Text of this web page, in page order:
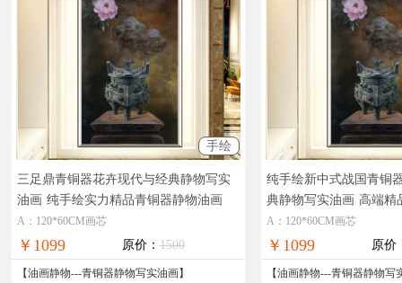
手绘
三足鼎青铜器花卉现代与经典静物写实
油画 纯手绘实力精品青铜器静物油画
A：120*60CM画芯
￥1099 原价： 1500
【油画静物---青铜器静物写实油画】
纯手绘新中式战国青铜
典静物写实油画 高端精
物油画
A：120*60CM画芯
￥1099 原价
【油画静物---青铜器静物写